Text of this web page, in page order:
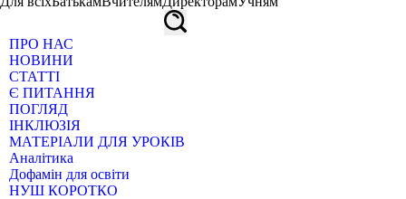
ПРО НАС
НОВИНИ
СТАТТІ
Є ПИТАННЯ
ПОГЛЯД
ІНКЛЮЗІЯ
МАТЕРІАЛИ ДЛЯ УРОКІВ
Аналітика
Дофамін для освіти
НУШ КОРОТКО